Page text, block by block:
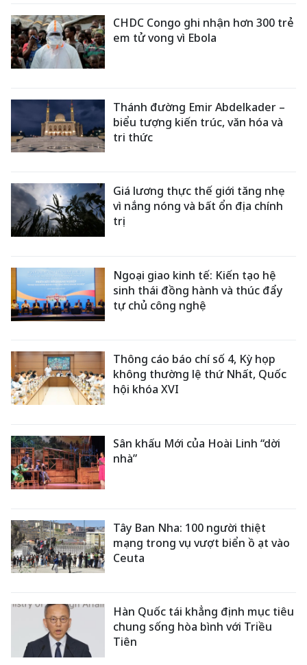
CHDC Congo ghi nhận hơn 300 trẻ
em tử vong vì Ebola
Thánh đường Emir Abdelkader –
biểu tượng kiến trúc, văn hóa và
tri thức
Giá lương thực thế giới tăng nhẹ
vì nắng nóng và bất ổn địa chính
trị
Ngoại giao kinh tế: Kiến tạo hệ
sinh thái đồng hành và thúc đẩy
tự chủ công nghệ
Thông cáo báo chí số 4, Kỳ họp
không thường lệ thứ Nhất, Quốc
hội khóa XVI
Sân khấu Mới của Hoài Linh “dời
nhà”
Tây Ban Nha: 100 người thiệt
mạng trong vụ vượt biển ồ ạt vào
Ceuta
Hàn Quốc tái khẳng định mục tiêu
chung sống hòa bình với Triều
Tiên